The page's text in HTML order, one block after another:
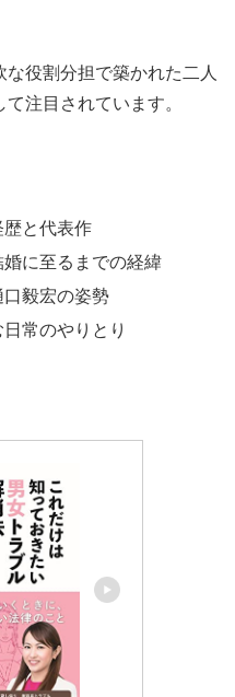
役割分担で築かれた二人
注目されています。
と代表作
に至るまでの経緯
毅宏の姿勢
常のやりとり